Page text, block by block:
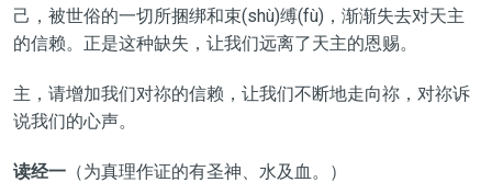
己，被世俗的一切所捆绑和束(shù)缚(fù)，渐渐失去对天主
的信赖。正是这种缺失，让我们远离了天主的恩赐。
主，请增加我们对祢的信赖，让我们不断地走向祢，对祢诉
说我们的心声。
读经一（为真理作证的有圣神、水及血。）